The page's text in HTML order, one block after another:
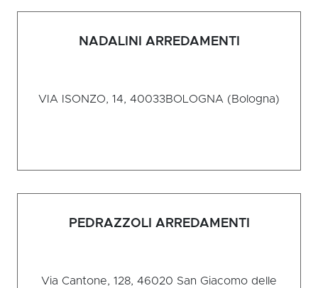
NADALINI ARREDAMENTI
VIA ISONZO, 14, 40033BOLOGNA (Bologna)
PEDRAZZOLI ARREDAMENTI
Via Cantone, 128, 46020 San Giacomo delle